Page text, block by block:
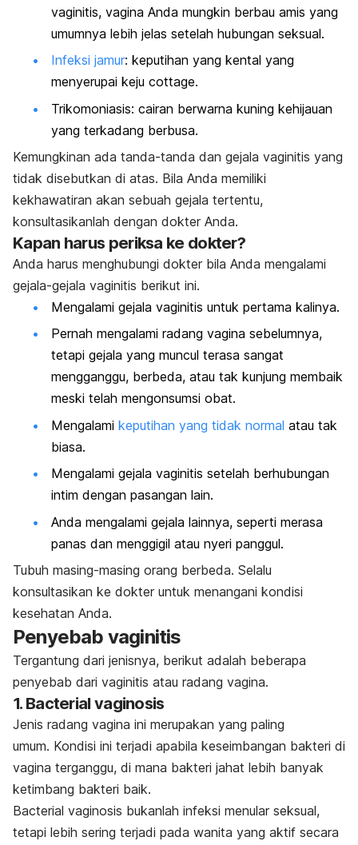
vaginitis, vagina Anda mungkin berbau amis yang
umumnya lebih jelas setelah hubungan seksual.
Infeksi jamur: keputihan yang kental yang
menyerupai keju cottage.
Trikomoniasis: cairan berwarna kuning kehijauan
yang terkadang berbusa.
Kemungkinan ada tanda-tanda dan gejala vaginitis yang
tidak disebutkan di atas. Bila Anda memiliki
kekhawatiran akan sebuah gejala tertentu,
konsultasikanlah dengan dokter Anda.
Kapan harus periksa ke dokter?
Anda harus menghubungi dokter bila Anda mengalami
gejala-gejala vaginitis berikut ini.
Mengalami gejala vaginitis untuk pertama kalinya.
Pernah mengalami radang vagina sebelumnya,
tetapi gejala yang muncul terasa sangat
mengganggu, berbeda, atau tak kunjung membaik
meski telah mengonsumsi obat.
Mengalami keputihan yang tidak normal atau tak
biasa.
Mengalami gejala vaginitis setelah berhubungan
intim dengan pasangan lain.
Anda mengalami gejala lainnya, seperti merasa
panas dan menggigil atau nyeri panggul.
Tubuh masing-masing orang berbeda. Selalu
konsultasikan ke dokter untuk menangani kondisi
kesehatan Anda.
Penyebab vaginitis
Tergantung dari jenisnya, berikut adalah beberapa
penyebab dari vaginitis atau radang vagina.
1. Bacterial vaginosis
Jenis radang vagina ini merupakan yang paling
umum. Kondisi ini terjadi apabila keseimbangan bakteri di
vagina terganggu, di mana bakteri jahat lebih banyak
ketimbang bakteri baik.
Bacterial vaginosis bukanlah infeksi menular seksual,
tetapi lebih sering terjadi pada wanita yang aktif secara